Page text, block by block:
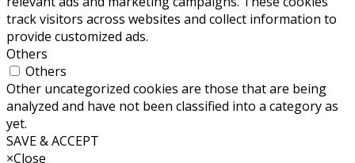
track visitors across websites and collect information to
provide customized ads.
Others
Others
Other uncategorized cookies are those that are being
analyzed and have not been classified into a category as
yet.
SAVE & ACCEPT
×Close